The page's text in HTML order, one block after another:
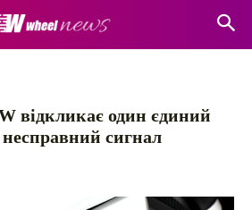
відкликає один єдиний
сигнал